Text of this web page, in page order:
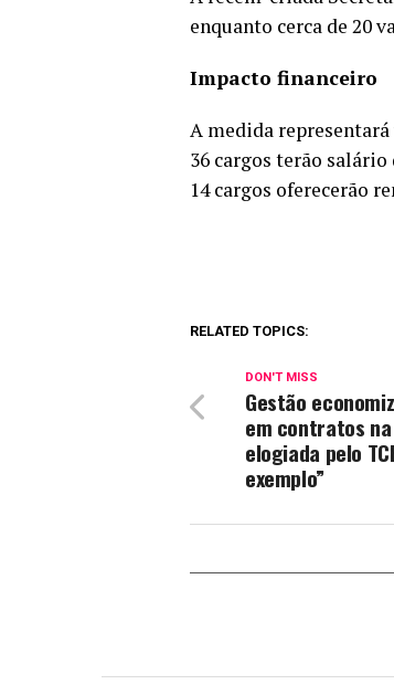
enquanto cerca de 20
Impacto financeiro
A medida
36 cargos terão salário
14 cargos oferecerão
RELATED TOPICS:
DON'T MISS
Gestão
em contratos
elogiada pelo
exemplo”